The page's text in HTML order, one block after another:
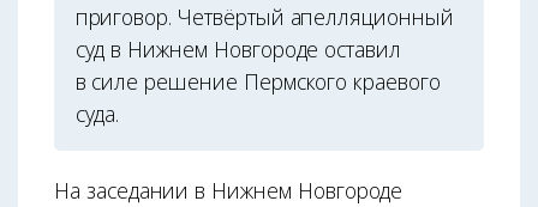
приговор. Четвёртый апелляционный
суд в Нижнем Новгороде оставил
в силе решение Пермского краевого
суда.
На заседании в Нижнем Новгороде